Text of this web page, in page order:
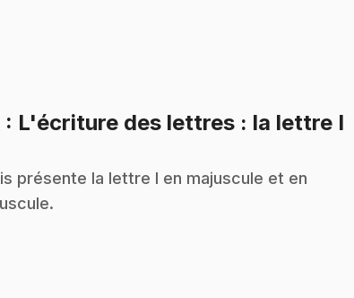
: L'écriture des lettres : la lettre I
présente la lettre I en majuscule et en